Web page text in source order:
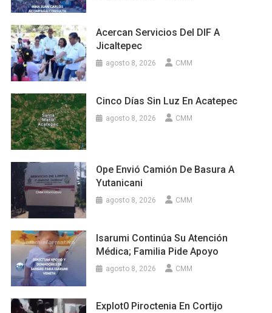
Acercan Servicios Del DIF A
Jicaltepec
agosto 8, 2026 CMM
Cinco Días Sin Luz En Acatepec
agosto 8, 2026 CMM
Ope Envió Camión De Basura A
Yutanicani
agosto 8, 2026 CMM
Isarumi Continúa Su Atención
Médica; Familia Pide Apoyo
agosto 8, 2026 CMM
Explot0 Piroctenia En Cortijo